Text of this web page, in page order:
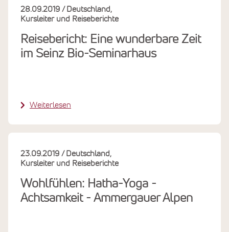
Reisebericht: Eine wunderbare Zeit
im Seinz Bio-Seminarhaus
28.09.2019
Deutschland
Kursleiter und Reiseberichte
Weiterlesen
Wohlfühlen: Hatha-Yoga -
Achtsamkeit - Ammergauer Alpen
23.09.2019
Deutschland
Kursleiter und Reiseberichte